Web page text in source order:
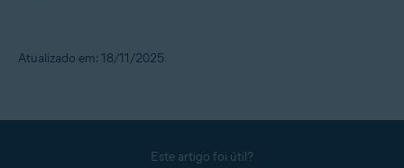
Atualizado em: 18/11/2025
Este artigo foi útil?